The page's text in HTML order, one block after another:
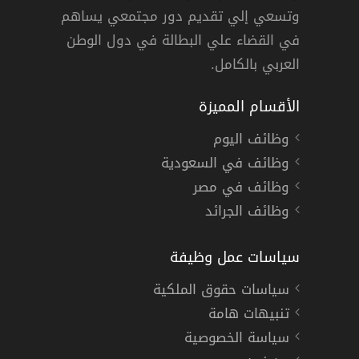
دوام كامل
وتسعي إلي تقديم دور مجتمعي يساهم
في القضاء علي البطالة في دول الوطن
العربي بالكامل.
الأقسام المميزة
وظائف اليوم
وظائف في السعودية
وظائف في مصر
وظائف الجرائد
سياسات عمل وظيفة
سياسات حقوق الملكية
تنبيهات هامة
سياسة الخصوصية